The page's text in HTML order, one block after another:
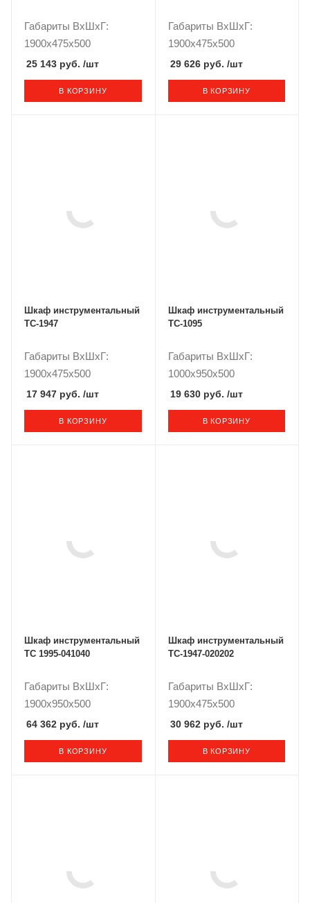
Габариты ВxШxГ:
1900x475x500
25 143 руб. /шт
В КОРЗИНУ
Габариты ВxШxГ:
1900x475x500
29 626 руб. /шт
В КОРЗИНУ
Шкаф инструментальный
TC-1947
Габариты ВxШxГ:
1900x475x500
17 947 руб. /шт
В КОРЗИНУ
Шкаф инструментальный
TC-1095
Габариты ВxШxГ:
1000x950x500
19 630 руб. /шт
В КОРЗИНУ
Шкаф инструментальный
ТС 1995-041040
Габариты ВxШxГ:
1900x950x500
64 362 руб. /шт
В КОРЗИНУ
Шкаф инструментальный
TC-1947-020202
Габариты ВxШxГ:
1900x475x500
30 962 руб. /шт
В КОРЗИНУ